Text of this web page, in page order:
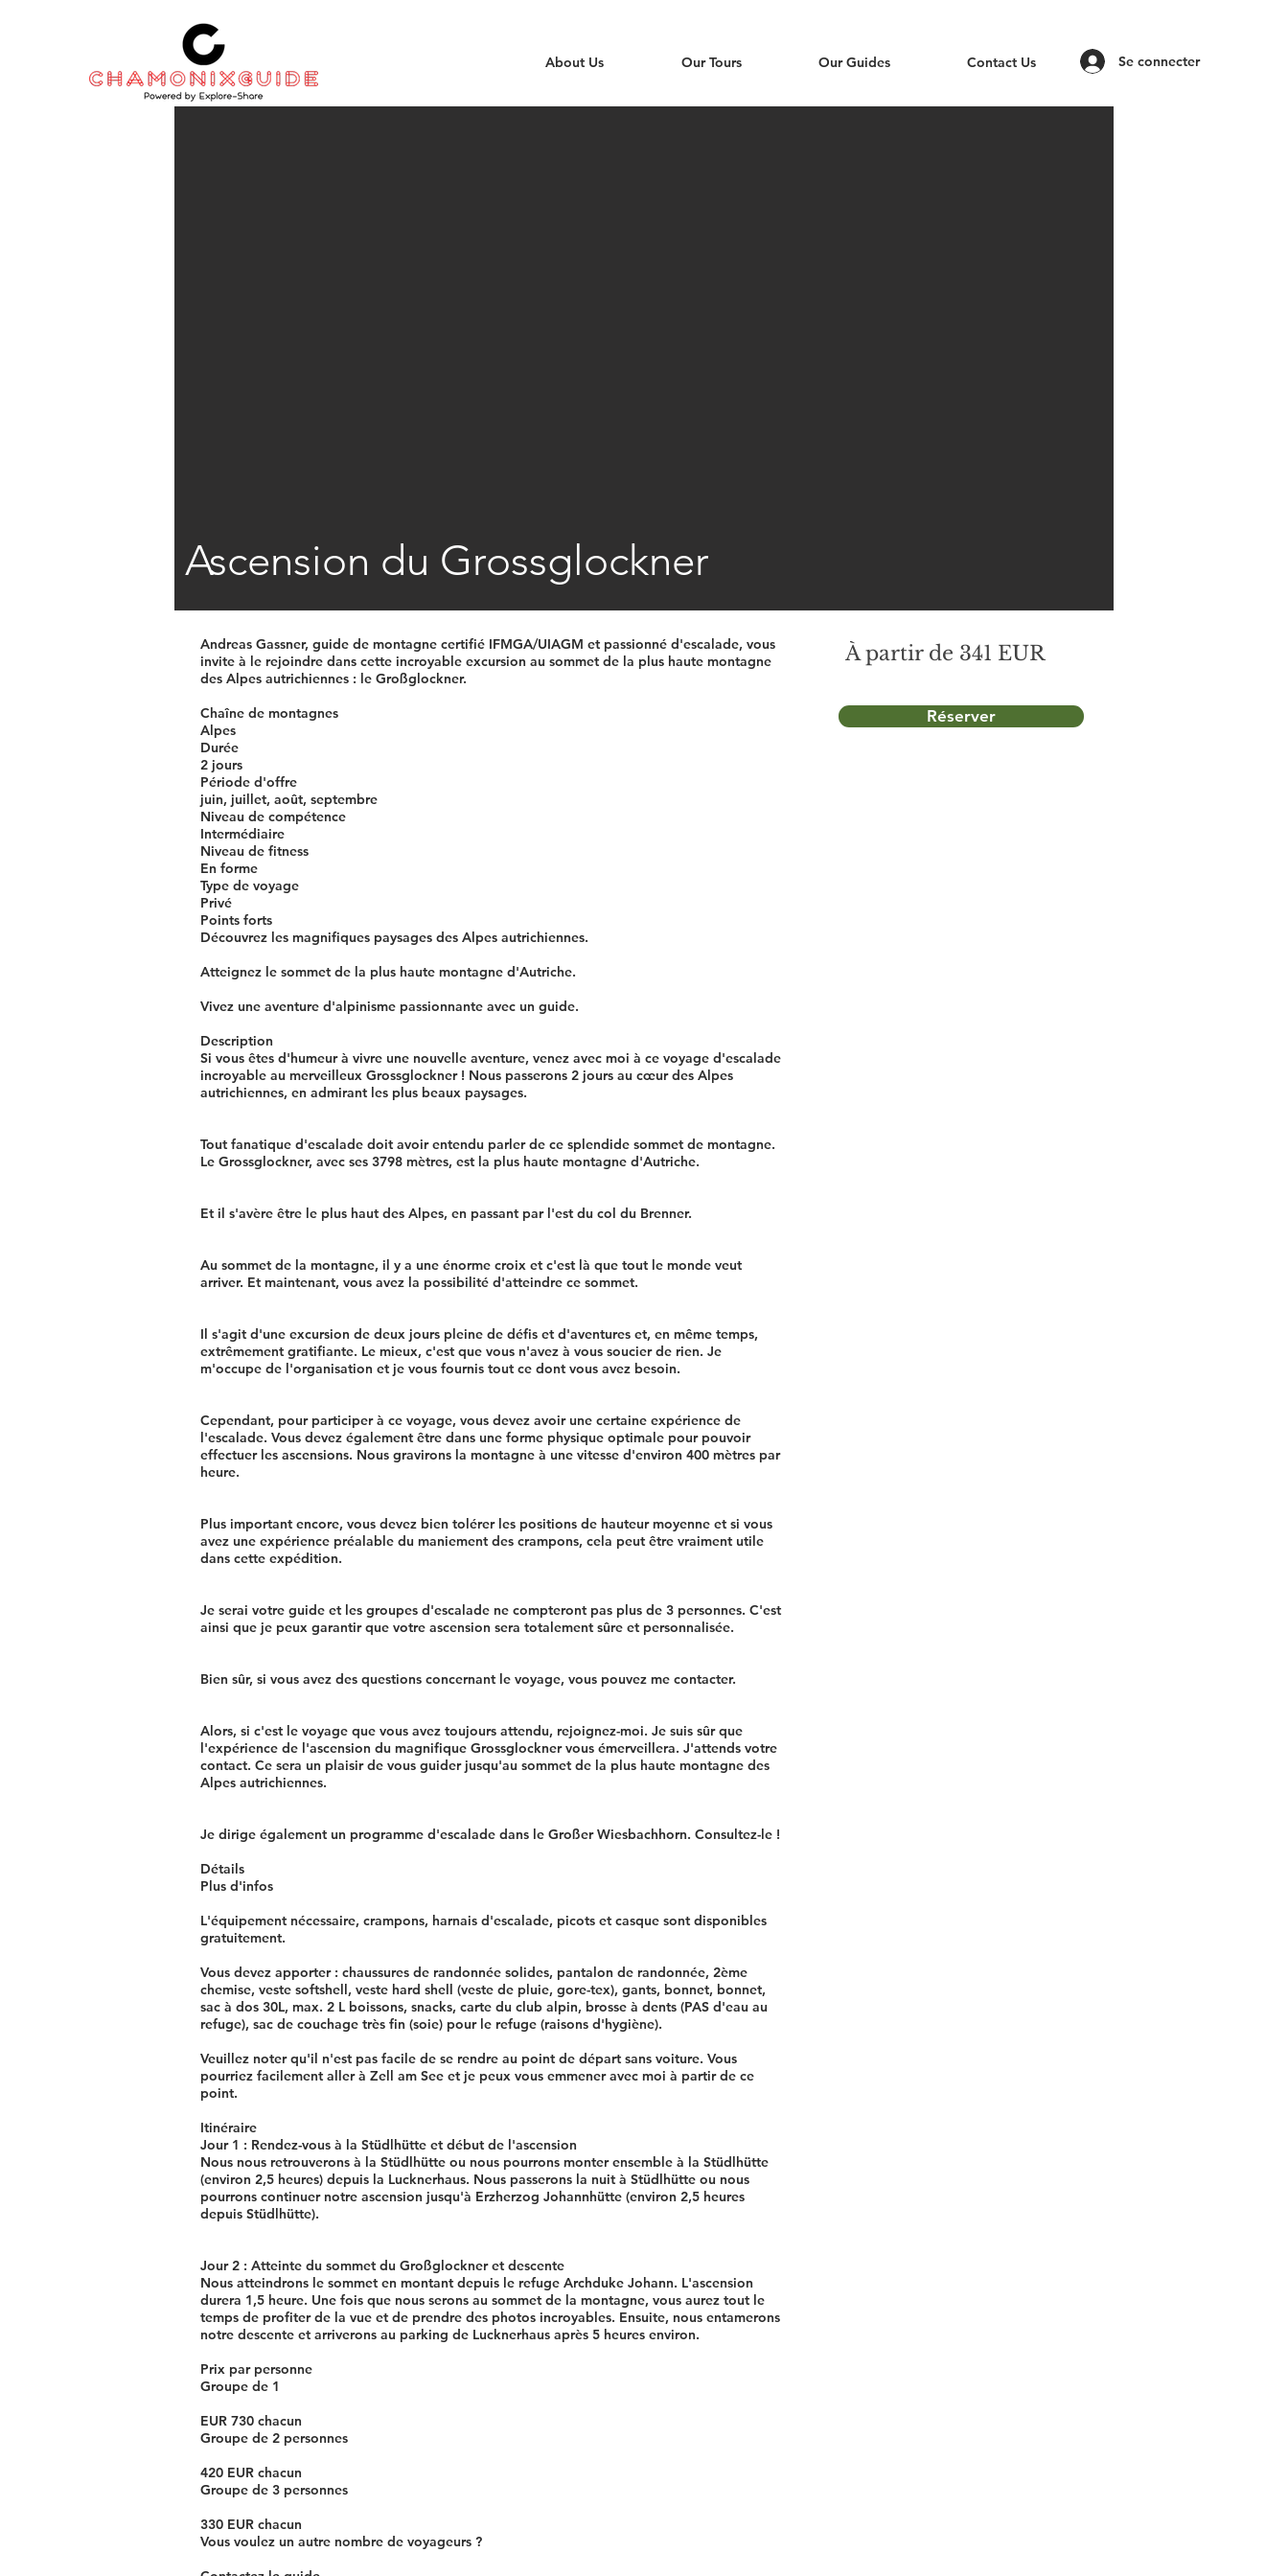
About Us Our Tours Our Guides Contact Us Se connecter
Ascension du Grossglockner
Andreas Gassner, guide de montagne certifié IFMGA/UIAGM et passionné d'escalade, vous
invite à le rejoindre dans cette incroyable excursion au sommet de la plus haute montagne
des Alpes autrichiennes : le Großglockner.
Chaîne de montagnes
Alpes
Durée
2 jours
Période d'offre
juin, juillet, août, septembre
Niveau de compétence
Intermédiaire
Niveau de fitness
En forme
Type de voyage
Privé
Points forts
Découvrez les magnifiques paysages des Alpes autrichiennes.
Atteignez le sommet de la plus haute montagne d'Autriche.
Vivez une aventure d'alpinisme passionnante avec un guide.
Description
Si vous êtes d'humeur à vivre une nouvelle aventure, venez avec moi à ce voyage d'escalade
incroyable au merveilleux Grossglockner ! Nous passerons 2 jours au cœur des Alpes
autrichiennes, en admirant les plus beaux paysages.
Tout fanatique d'escalade doit avoir entendu parler de ce splendide sommet de montagne.
Le Grossglockner, avec ses 3798 mètres, est la plus haute montagne d'Autriche.
Et il s'avère être le plus haut des Alpes, en passant par l'est du col du Brenner.
Au sommet de la montagne, il y a une énorme croix et c'est là que tout le monde veut
arriver. Et maintenant, vous avez la possibilité d'atteindre ce sommet.
Il s'agit d'une excursion de deux jours pleine de défis et d'aventures et, en même temps,
extrêmement gratifiante. Le mieux, c'est que vous n'avez à vous soucier de rien. Je
m'occupe de l'organisation et je vous fournis tout ce dont vous avez besoin.
Cependant, pour participer à ce voyage, vous devez avoir une certaine expérience de
l'escalade. Vous devez également être dans une forme physique optimale pour pouvoir
effectuer les ascensions. Nous gravirons la montagne à une vitesse d'environ 400 mètres par
heure.
Plus important encore, vous devez bien tolérer les positions de hauteur moyenne et si vous
avez une expérience préalable du maniement des crampons, cela peut être vraiment utile
dans cette expédition.
Je serai votre guide et les groupes d'escalade ne compteront pas plus de 3 personnes. C'est
ainsi que je peux garantir que votre ascension sera totalement sûre et personnalisée.
Bien sûr, si vous avez des questions concernant le voyage, vous pouvez me contacter.
Alors, si c'est le voyage que vous avez toujours attendu, rejoignez-moi. Je suis sûr que
l'expérience de l'ascension du magnifique Grossglockner vous émerveillera. J'attends votre
contact. Ce sera un plaisir de vous guider jusqu'au sommet de la plus haute montagne des
Alpes autrichiennes.
Je dirige également un programme d'escalade dans le Großer Wiesbachhorn. Consultez-le !
Détails
Plus d'infos
L'équipement nécessaire, crampons, harnais d'escalade, picots et casque sont disponibles
gratuitement.
Vous devez apporter : chaussures de randonnée solides, pantalon de randonnée, 2ème
chemise, veste softshell, veste hard shell (veste de pluie, gore-tex), gants, bonnet, bonnet,
sac à dos 30L, max. 2 L boissons, snacks, carte du club alpin, brosse à dents (PAS d'eau au
refuge), sac de couchage très fin (soie) pour le refuge (raisons d'hygiène).
Veuillez noter qu'il n'est pas facile de se rendre au point de départ sans voiture. Vous
pourriez facilement aller à Zell am See et je peux vous emmener avec moi à partir de ce
point.
Itinéraire
Jour 1 : Rendez-vous à la Stüdlhütte et début de l'ascension
Nous nous retrouverons à la Stüdlhütte ou nous pourrons monter ensemble à la Stüdlhütte
(environ 2,5 heures) depuis la Lucknerhaus. Nous passerons la nuit à Stüdlhütte ou nous
pourrons continuer notre ascension jusqu'à Erzherzog Johannhütte (environ 2,5 heures
depuis Stüdlhütte).
Jour 2 : Atteinte du sommet du Großglockner et descente
Nous atteindrons le sommet en montant depuis le refuge Archduke Johann. L'ascension
durera 1,5 heure. Une fois que nous serons au sommet de la montagne, vous aurez tout le
temps de profiter de la vue et de prendre des photos incroyables. Ensuite, nous entamerons
notre descente et arriverons au parking de Lucknerhaus après 5 heures environ.
Prix par personne
Groupe de 1
EUR 730 chacun
Groupe de 2 personnes
420 EUR chacun
Groupe de 3 personnes
330 EUR chacun
Vous voulez un autre nombre de voyageurs ?
À partir de 341 EUR
Réserver